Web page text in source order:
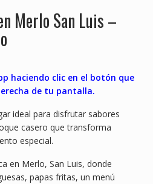
Merlo San Luis –
haciendo clic en el botón que
de tu pantalla.
ideal para disfrutar sabores
casero que transforma
especial.
en Merlo, San Luis, donde
papas fritas, un menú